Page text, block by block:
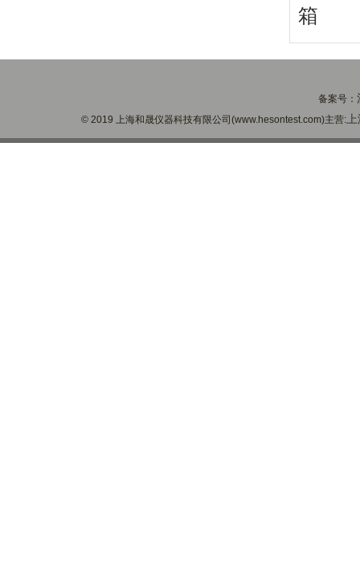
箱
备案号：
© 2019 上海和晟仪器科技有限公司(www.hesontest.com)主营:上